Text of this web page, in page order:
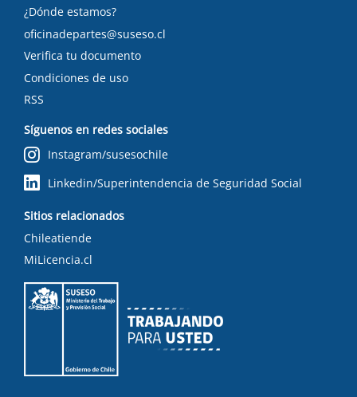
¿Dónde estamos?
oficinadepartes@suseso.cl
Verifica tu documento
Condiciones de uso
RSS
Síguenos en redes sociales
Instagram/susesochile
Linkedin/Superintendencia de Seguridad Social
Sitios relacionados
Chileatiende
MiLicencia.cl